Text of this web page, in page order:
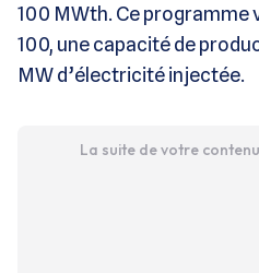
100 MWth. Ce programme
100, une capacité de
MW d’électricité injectée.
La suite de votre